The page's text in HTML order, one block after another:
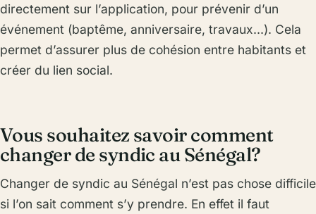
directement sur l’application, pour prévenir d’un
événement (baptême, anniversaire, travaux…). Cela
permet d’assurer plus de cohésion entre habitants et
créer du lien social.
Vous souhaitez savoir comment
changer de syndic au Sénégal?
Changer de syndic au Sénégal n’est pas chose difficile
si l’on sait comment s’y prendre. En effet il faut